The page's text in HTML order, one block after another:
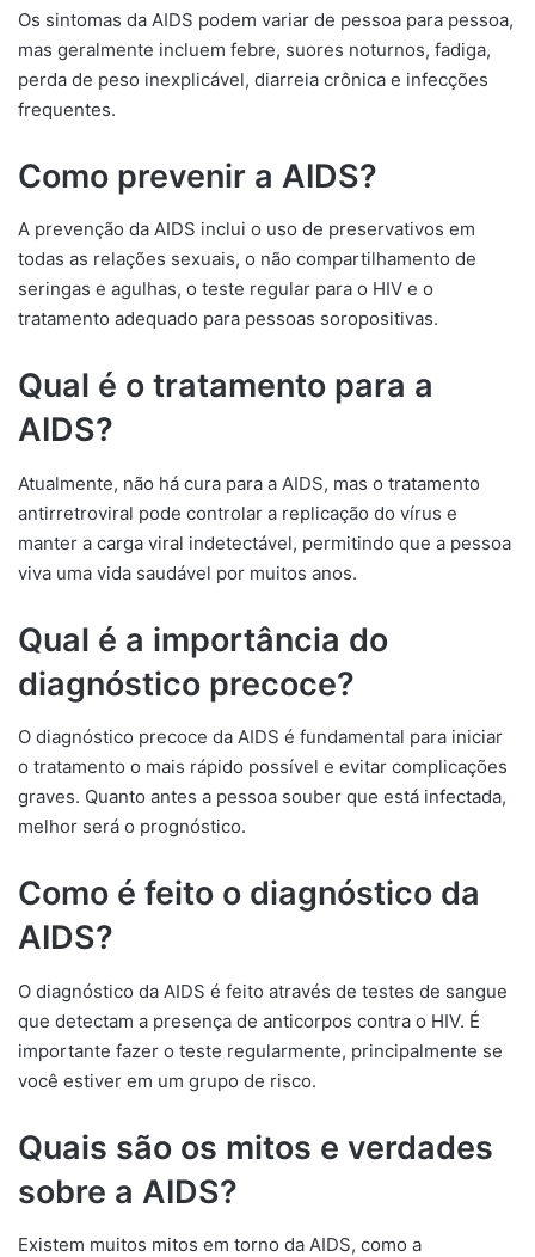
Os sintomas da AIDS podem variar de pessoa para pessoa,
mas geralmente incluem febre, suores noturnos, fadiga,
perda de peso inexplicável, diarreia crônica e infecções
frequentes.
Como prevenir a AIDS?
A prevenção da AIDS inclui o uso de preservativos em
todas as relações sexuais, o não compartilhamento de
seringas e agulhas, o teste regular para o HIV e o
tratamento adequado para pessoas soropositivas.
Qual é o tratamento para a
AIDS?
Atualmente, não há cura para a AIDS, mas o tratamento
antirretroviral pode controlar a replicação do vírus e
manter a carga viral indetectável, permitindo que a pessoa
viva uma vida saudável por muitos anos.
Qual é a importância do
diagnóstico precoce?
O diagnóstico precoce da AIDS é fundamental para iniciar
o tratamento o mais rápido possível e evitar complicações
graves. Quanto antes a pessoa souber que está infectada,
melhor será o prognóstico.
Como é feito o diagnóstico da
AIDS?
O diagnóstico da AIDS é feito através de testes de sangue
que detectam a presença de anticorpos contra o HIV. É
importante fazer o teste regularmente, principalmente se
você estiver em um grupo de risco.
Quais são os mitos e verdades
sobre a AIDS?
Existem muitos mitos em torno da AIDS, como a